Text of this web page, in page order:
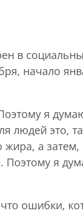
в
начало
я
это,
а затем,
я
что ошибки,